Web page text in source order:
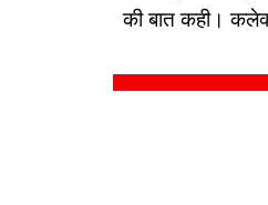
की बात कही।